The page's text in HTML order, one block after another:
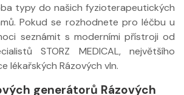
typy do našich fyzioterapeutických
Pokud se rozhodnete pro léčbu u
seznámit s moderními přístroji od
STORZ MEDICAL, největšího
lékařských Rázových vln.
generátorů Rázových